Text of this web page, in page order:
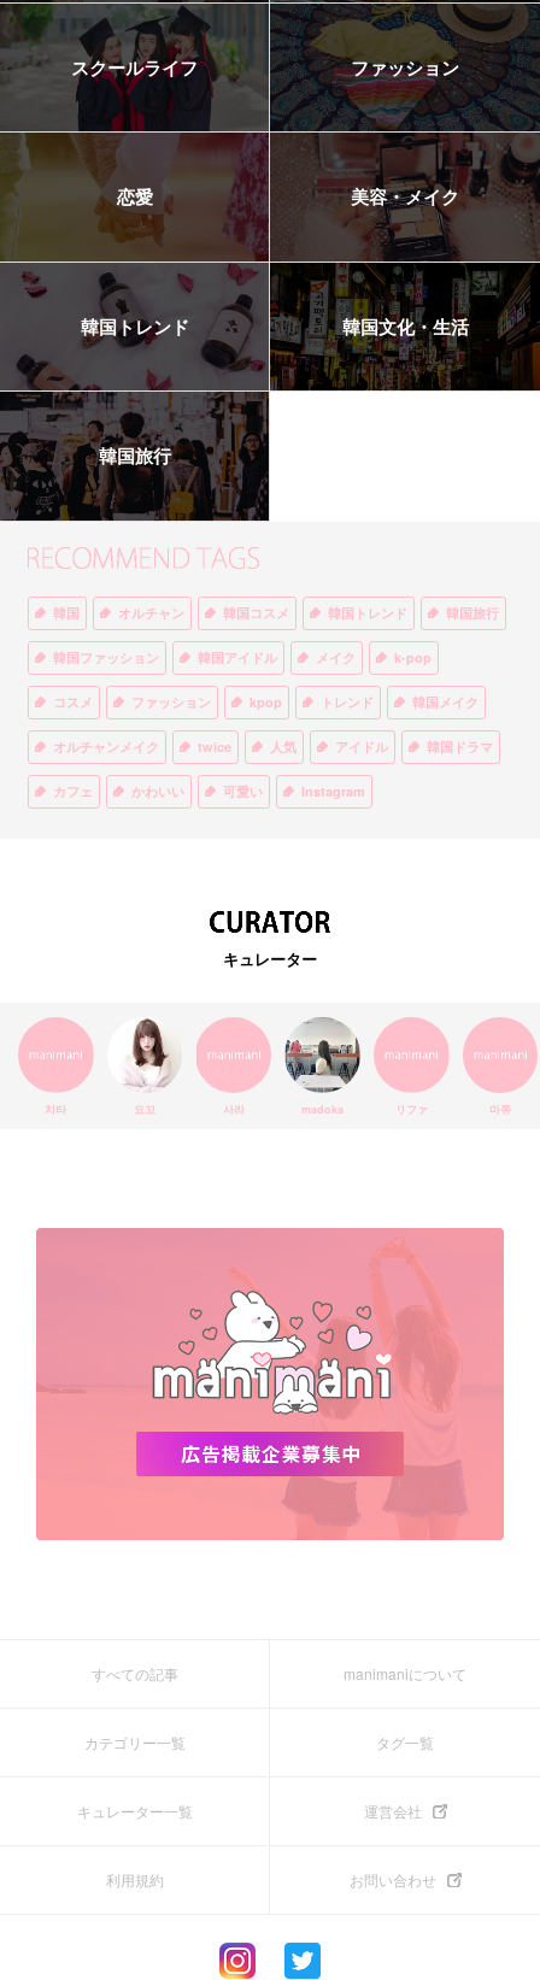
キュレーター
치타 요꼬 사라 madoka リファ 마쮸
スクールライフ ファッション
恋愛 美容・メイク
韓国トレンド 韓国文化・生活
韓国旅行
韓国 オルチャン 韓国コスメ 韓国トレンド 韓国旅行
韓国ファッション 韓国アイドル メイク k-pop
コスメ ファッション kpop トレンド 韓国メイク
オルチャンメイク twice 人気 アイドル 韓国ドラマ
カフェ かわいい 可愛い Instagram
ダイエット stylekorean
韓国グルメ スタイルコリアン
インスタグラム SEVENTEEN セルカ おしゃれ
エチュードハウス 防弾少年団 アプリ 韓国料理
コラボ YouTube 少女時代 SNS映え アイシャドウ
すべての記事 manimaniについて
カテゴリー一覧 タグ一覧
キュレーター一覧 運営会社
利用規約 お問い合わせ